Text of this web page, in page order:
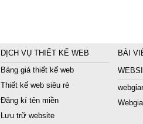
DỊCH VỤ THIẾT KẾ WEB
Bảng giá thiết kế web
Thiết kế web siêu rẻ
Đăng kí tên miền
Lưu trữ website
BÀI